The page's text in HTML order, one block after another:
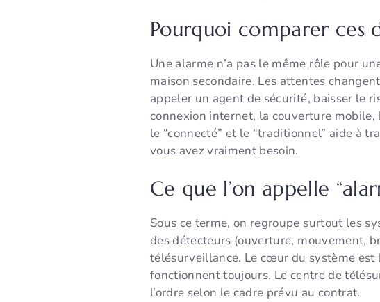
Pourquoi comparer ces
Une alarme n’a pas le même rôle pour
maison secondaire. Les attentes
appeler un agent de sécurité, baisser le
connexion internet, la couverture
le “connecté” et le “traditionnel” aide à
vous avez vraiment besoin.
Ce que l’on appelle
Sous ce terme, on regroupe surtout les
des détecteurs (ouverture, mouvement,
télésurveillance. Le cœur du système
fonctionnent toujours. Le centre de
l’ordre selon le cadre prévu au contrat.